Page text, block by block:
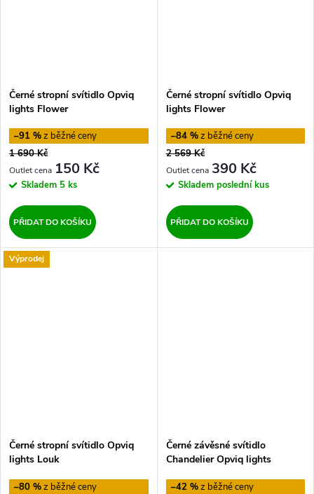
Černé stropní svítidlo Opviq
lights Flower
–91 %
1 690 Kč
150 Kč
Skladem 5 ks
PŘIDAT DO KOŠÍKU
Černé stropní svítidlo Opviq
lights Flower
–84 %
2 569 Kč
390 Kč
Skladem poslední kus
PŘIDAT DO KOŠÍKU
Výprodej
Černé stropní svítidlo Opviq
lights Louk
–80 %
Černé závěsné svítidlo
Chandelier Opviq lights
–42 %